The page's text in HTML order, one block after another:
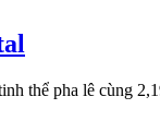
thể pha lê cùng